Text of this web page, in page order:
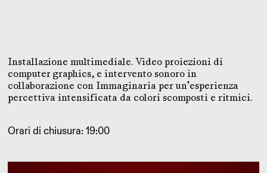
Installazione multimediale. Video proiezioni di
computer graphics, e intervento sonoro in
collaborazione con Immaginaria per un’esperienza
percettiva intensificata da colori scomposti e ritmici.
Orari di chiusura: 19:00